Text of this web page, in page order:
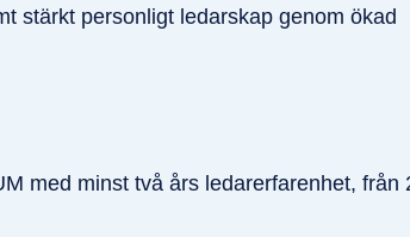
stärkt personligt ledarskap genom ökad
med minst två års ledarerfarenhet, från